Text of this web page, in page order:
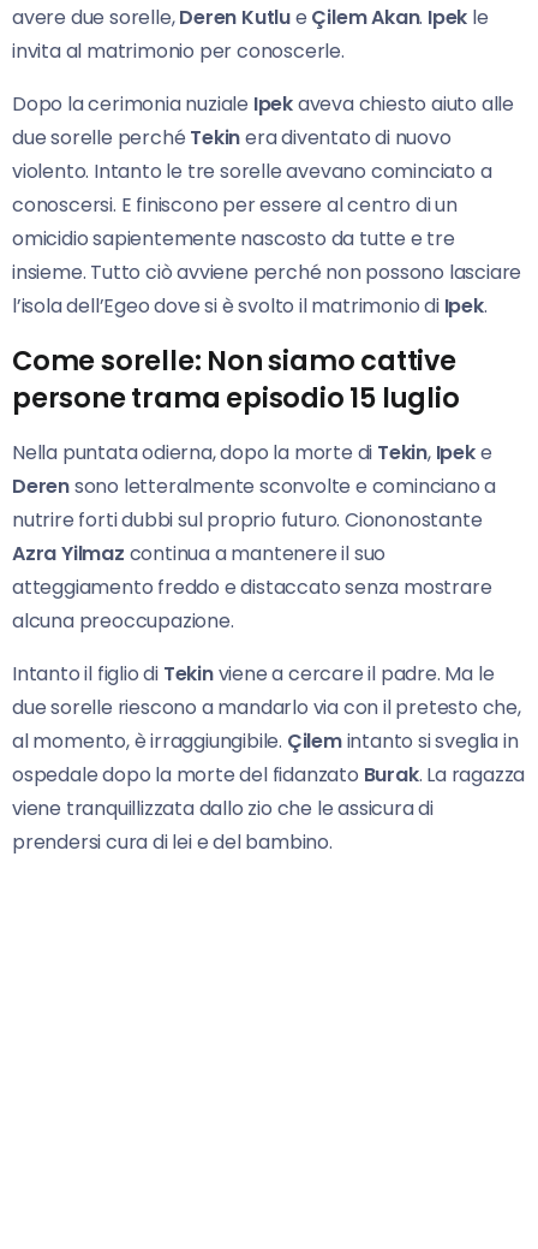
avere due sorelle,Deren Kutlue Çilem Akan. Ipek le
invita al matrimonio per conoscerle.
Dopo la cerimonia nuziale Ipekaveva chiesto aiuto alle
due sorelle perché Tekinera diventato di nuovo
violento. Intanto le tre sorelle avevano cominciato a
conoscersi. E finiscono per essere al centro di un
omicidio sapientemente nascosto da tutte e tre
insieme. Tutto ciò avviene perché non possono lasciare
l’isola dell’Egeo dove si è svolto il matrimonio di Ipek.
Come sorelle: Non siamo cattive
persone trama episodio 15 luglio
Nella puntata odierna, dopo la morte di Tekin, Ipeke
Derensono letteralmente sconvolte e cominciano a
nutrire forti dubbi sul proprio futuro. Ciononostante
Azra Yilmaz continua a mantenere il suo
atteggiamento freddo e distaccato senza mostrare
alcuna preoccupazione.
Intanto il figlio di Tekinviene a cercare il padre. Ma le
due sorelle riescono a mandarlo via con il pretesto che,
al momento, è irraggiungibile. Çilemintanto si sveglia in
ospedale dopo la morte del fidanzato Burak. La ragazza
viene tranquillizzata dallo zio che le assicura di
prendersi cura di lei e del bambino.